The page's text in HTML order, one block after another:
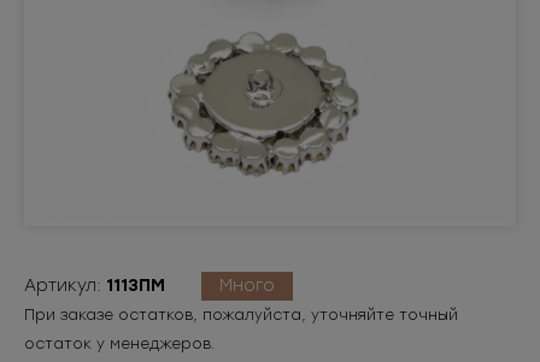
Артикул: 1113ПМ Много
При заказе остатков, пожалуйста, уточняйте точный
остаток у менеджеров.